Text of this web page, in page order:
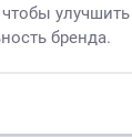
бренда.